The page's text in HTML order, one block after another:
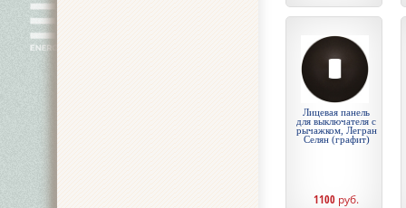
Лицевая панель
для выключателя с
рычажком, Легран
Селян (графит)
1100 руб.